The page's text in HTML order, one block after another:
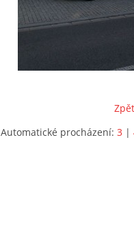
Automatické procházení: 3 |